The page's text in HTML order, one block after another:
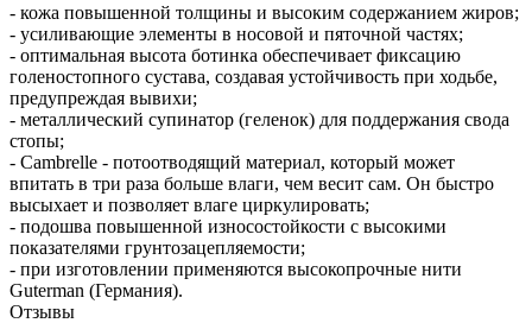
- кожа повышенной толщины и высоким содержанием жиров;
- усиливающие элементы в носовой и пяточной частях;
- оптимальная высота ботинка обеспечивает фиксацию
голеностопного сустава, создавая устойчивость при ходьбе,
предупреждая вывихи;
- металлический супинатор (геленок) для поддержания свода
стопы;
- Cambrelle - потоотводящий материал, который может
впитать в три раза больше влаги, чем весит сам. Он быстро
высыхает и позволяет влаге циркулировать;
- подошва повышенной износостойкости с высокими
показателями грунтозацепляемости;
- при изготовлении применяются высокопрочные нити
Guterman (Германия).
Отзывы